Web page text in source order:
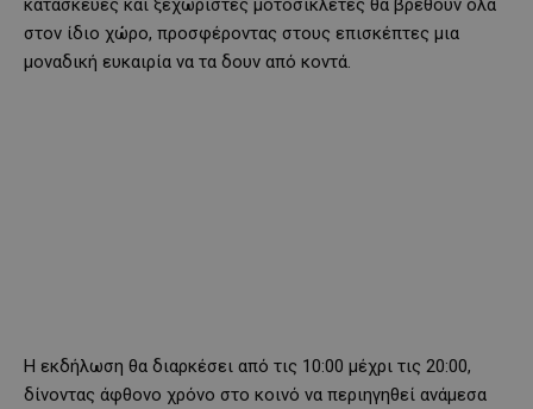
κατασκευές και ξεχωριστές μοτοσικλέτες θα βρεθούν όλα
στον ίδιο χώρο, προσφέροντας στους επισκέπτες μια
μοναδική ευκαιρία να τα δουν από κοντά.
Η εκδήλωση θα διαρκέσει από τις 10:00 μέχρι τις 20:00,
δίνοντας άφθονο χρόνο στο κοινό να περιηγηθεί ανάμεσα